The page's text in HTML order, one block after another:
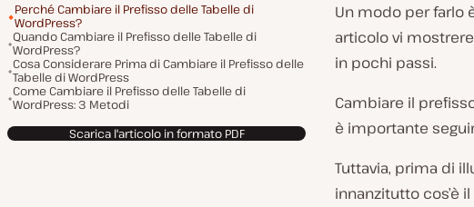
Perché Cambiare il Prefisso delle Tabelle di
WordPress?
Quando Cambiare il Prefisso delle Tabelle di
WordPress?
Cosa Considerare Prima di Cambiare il Prefisso delle
Tabelle di WordPress
Come Cambiare il Prefisso delle Tabelle di
WordPress: 3 Metodi
Scarica l'articolo in formato PDF
Un modo per farlo
articolo vi
in pochi passi.
Cambiare il
è importante
Tuttavia, prima di
innanzitutto cos’è